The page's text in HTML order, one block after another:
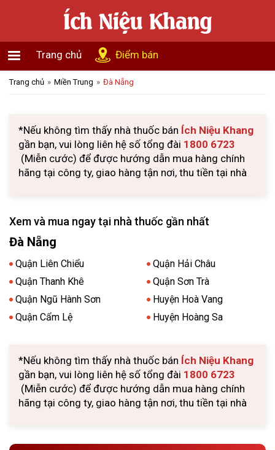
Trang chủ Điểm bán
Trang chủ Miền Trung Đà Nẵng
*Nếu không tìm thấy nhà thuốc bán Ích Niệu Khang
gần bạn, vui lòng liên hệ số tổng đài 1800 6723
(Miễn cước) để được hướng dẫn mua hàng chính
hãng tại công ty, giao hàng tận nơi, thu tiền tại nhà
Xem và mua ngay tại nhà thuốc gần nhất
Đà Nẵng
Quận Liên Chiểu
Quận Thanh Khê
Quận Hải Châu
Quận Sơn Trà
Quận Ngũ Hành Sơn
Quận Cẩm Lệ
Huyện Hoà Vang
Huyện Hoàng Sa
*Nếu không tìm thấy nhà thuốc bán Ích Niệu Khang
gần bạn, vui lòng liên hệ số tổng đài 1800 6723
(Miễn cước) để được hướng dẫn mua hàng chính
hãng tại công ty, giao hàng tận nơi, thu tiền tại nhà